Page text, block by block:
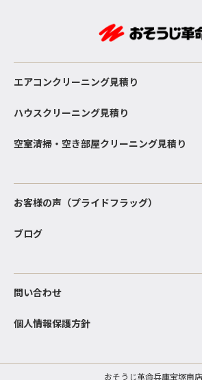
エアコンクリーニング見積り
ハウスクリーニング見積り
空室清掃・空き部屋クリーニング見積り
お客様の声（プライドフラッグ）
ブログ
問い合わせ
個人情報保護方針
おそうじ革命兵庫宝塚南店